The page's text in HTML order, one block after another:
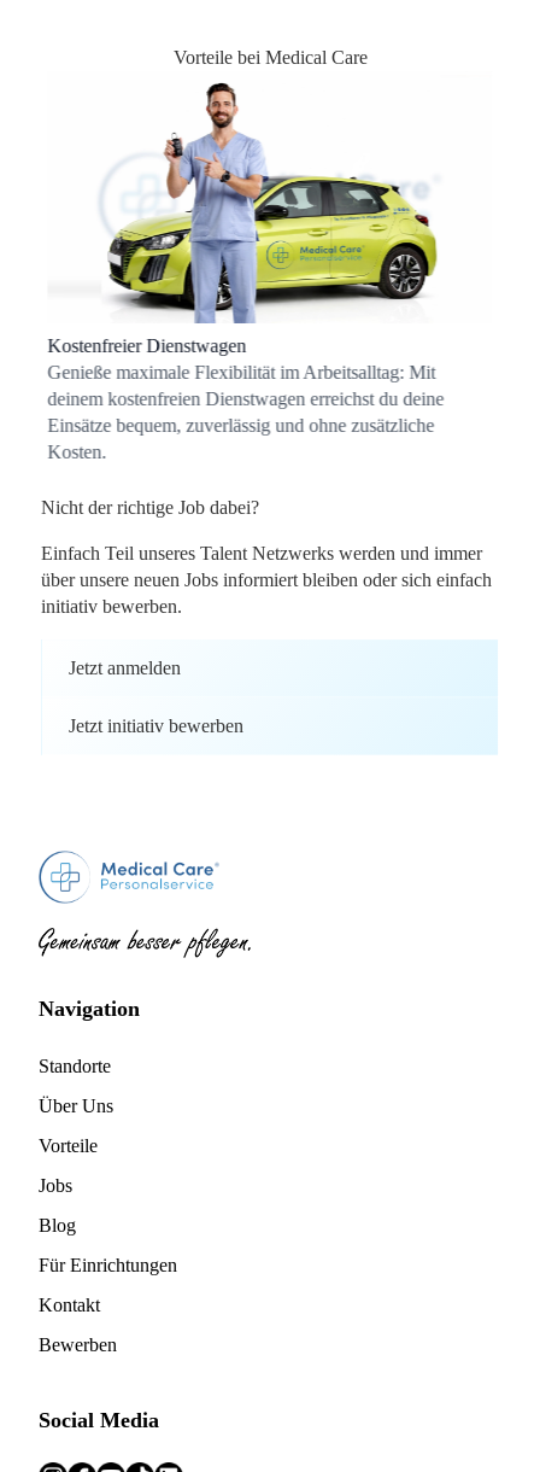
Vorteile bei Medical Care
Kostenfreier Dienstwagen
Genieße maximale Flexibilität im Arbeitsalltag: Mit
deinem kostenfreien Dienstwagen erreichst du deine
Einsätze bequem, zuverlässig und ohne zusätzliche
Kosten.
Nicht der richtige Job dabei?
Einfach Teil unseres Talent Netzwerks werden und immer
über unsere neuen Jobs informiert bleiben oder sich einfach
initiativ bewerben.
Jetzt anmelden
Jetzt initiativ bewerben
Navigation
Standorte
Über Uns
Vorteile
Jobs
Blog
Für Einrichtungen
Kontakt
Bewerben
Social Media